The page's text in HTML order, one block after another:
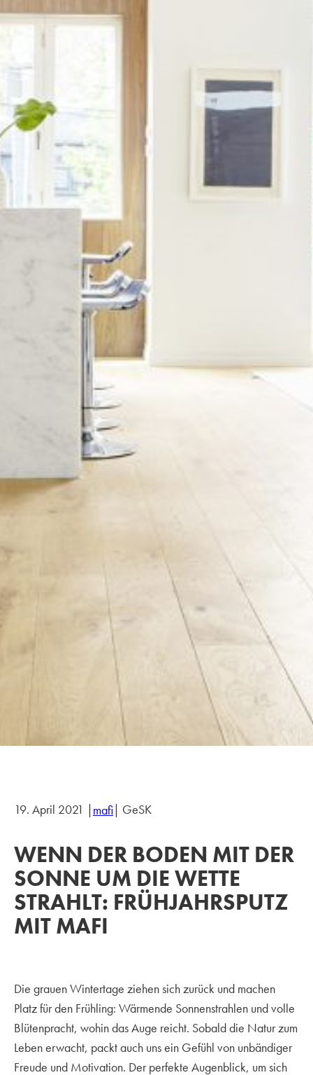
19. April 2021 |mafi| GeSK
WENN DER BODEN MIT DER
SONNE UM DIE WETTE
STRAHLT: FRÜHJAHRSPUTZ
MIT MAFI
Die grauen Wintertage ziehen sich zurück und machen
Platz für den Frühling: Wärmende Sonnenstrahlen und volle
Blütenpracht, wohin das Auge reicht. Sobald die Natur zum
Leben erwacht, packt auch uns ein Gefühl von unbändiger
Freude und Motivation. Der perfekte Augenblick, um sich